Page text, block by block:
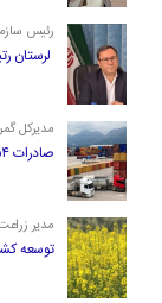
رئیس
لرستان
مدیرکل
صادرات ۵۴ هزار تن کالا از لرستان به خارج از کشور
مدیر
توسعه